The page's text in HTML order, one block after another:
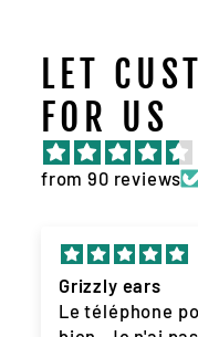
LET
FOR US
from 90 reviews
Grizzly ears
Le téléphone